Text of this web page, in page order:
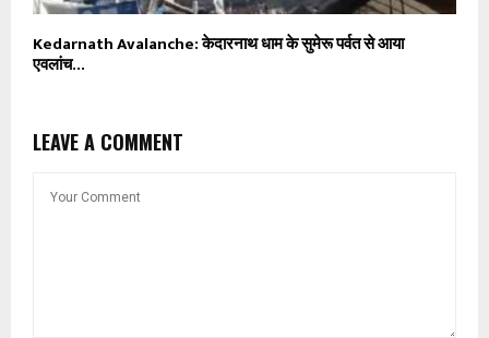
Kedarnath Avalanche: केदारनाथ धाम के सुमेरू पर्वत से आया
एवलांच…
LEAVE A COMMENT